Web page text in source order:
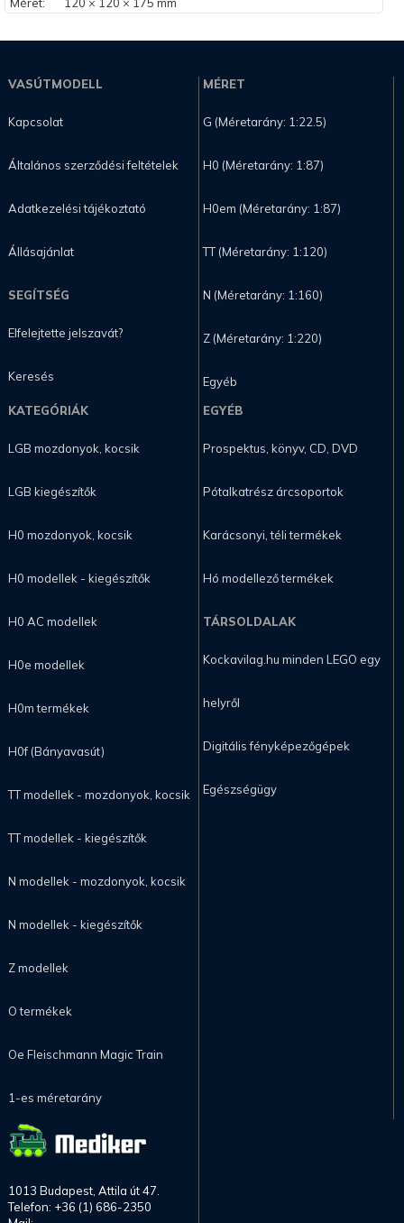
VASÚTMODELL
Kapcsolat
Általános szerződési feltételek
Adatkezelési tájékoztató
Állásajánlat
SEGÍTSÉG
Elfelejtette jelszavát?
Keresés
MÉRET
G (Méretarány: 1:22.5)
H0 (Méretarány: 1:87)
H0em (Méretarány: 1:87)
TT (Méretarány: 1:120)
N (Méretarány: 1:160)
Z (Méretarány: 1:220)
Egyéb
KATEGÓRIÁK
LGB mozdonyok, kocsik
LGB kiegészítők
H0 mozdonyok, kocsik
H0 modellek - kiegészítők
H0 AC modellek
H0e modellek
H0m termékek
H0f (Bányavasút)
TT modellek - mozdonyok, kocsik
TT modellek - kiegészítők
N modellek - mozdonyok, kocsik
N modellek - kiegészítők
Z modellek
O termékek
Oe Fleischmann Magic Train
1-es méretarány
EGYÉB
Prospektus, könyv, CD, DVD
Pótalkatrész árcsoportok
Karácsonyi, téli termékek
Hó modellező termékek
TÁRSOLDALAK
Kockavilag.hu minden LEGO egy
helyről
Digitális fényképezőgépek
Egészségügy
1013 Budapest, Attila út 47.
Telefon: +36 (1) 686-2350